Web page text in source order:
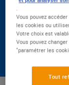
ACCÈS
Travailler, se
services : en
est devenu
chez E.Leclerc,
soit partagé par
.
Vous pouvez
les cookies ou
Votre choix est
Vous pouvez
"paramétrer les
Tout